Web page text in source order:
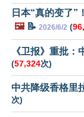
日本“真的变了”
🖼️📝 2026/6/2 (
《卫报》重批
(57,324次)
中共降级香格里
次)